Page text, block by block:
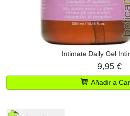
Intimate Daily Gel
9,95 €
Añadir a